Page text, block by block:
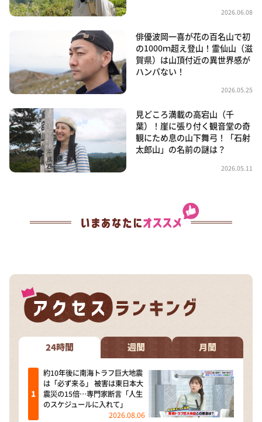
2026.06.08
俳優波岡一喜が花の百名山で初
の1000ｍ超え登山！霊仙山（滋
賀県）は山頂付近の異世界感が
ハンパない！
2026.05.25
見どころ満載の高宕山（千
葉）！崖に張り付く観音堂の奇
観にため息の山下舞弓！「石射
太郎山」の名前の謎は？
2026.05.11
24時間 週間 月間
約10年後に南海トラフ巨大地震
は「必ず来る」 被害は東日本大
震災の15倍…専門家断言「人生
のスケジュールに入れて」
2026.08.06